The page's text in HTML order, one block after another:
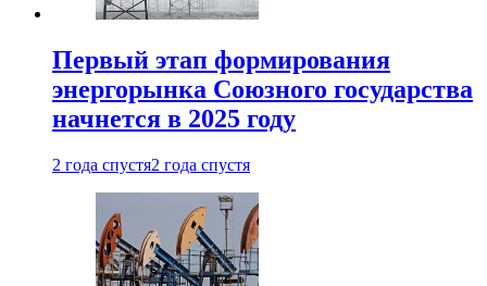
Первый этап формирования
энергорынка Союзного государства
начнется в 2025 году
2 года спустя2 года спустя